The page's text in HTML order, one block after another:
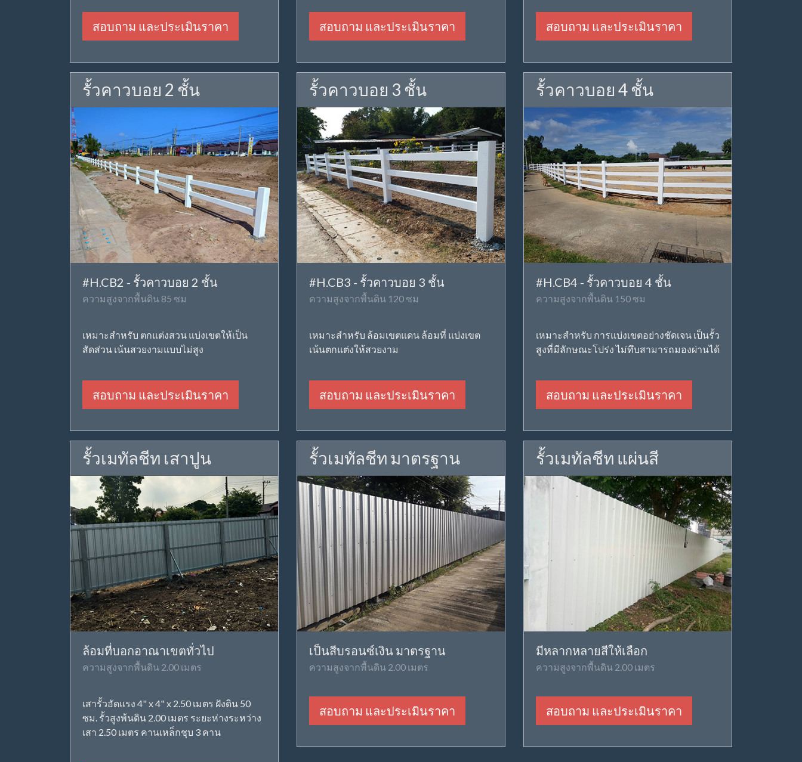
สอบถาม และประเมินราคา สอบถาม และประเมินราคา สอบถาม และประเมินราคา
รั้วคาวบอย 2 ชั้น
#H.CB2 - รั้วคาวบอย 2 ชั้น
ความสูงจากพื้นดิน 85 ซม
เหมาะสำหรับ ตกแต่งสวน แบ่งเขตให้เป็น
สัดส่วน เน้นสวยงามแบบไม่สูง
สอบถาม และประเมินราคา
รั้วคาวบอย 3 ชั้น
#H.CB3 - รั้วคาวบอย 3 ชั้น
ความสูงจากพื้นดิน 120 ซม
เหมาะสำหรับ ล้อมเขตแดน ล้อมที่ แบ่งเขต
เน้นตกแต่งให้สวยงาม
สอบถาม และประเมินราคา
รั้วคาวบอย 4 ชั้น
#H.CB4 - รั้วคาวบอย 4 ชั้น
ความสูงจากพื้นดิน 150 ซม
เหมาะสำหรับ การแบ่งเขตอย่างชัดเจน เป็นรั้ว
สูงที่มีลักษณะโปร่ง ไม่ทึบสามารถมองผ่านได้
สอบถาม และประเมินราคา
รั้วเมทัลชีท เสาปูน
ล้อมที่บอกอาณาเขตทั่วไป
ความสูงจากพื้นดิน 2.00 เมตร
เสารั้วอัดแรง 4" x 4" x 2.50 เมตร ฝังดิน 50
ซม. รั้วสูงพ้นดิน 2.00 เมตร ระยะห่างระหว่าง
เสา 2.50 เมตร คานเหล็กชุบ 3 คาน
รั้วเมทัลชีท มาตรฐาน
เป็นสีบรอนซ์เงิน มาตรฐาน
ความสูงจากพื้นดิน 2.00 เมตร
สอบถาม และประเมินราคา
รั้วเมทัลชีท แผ่นสี
มีหลากหลายสีให้เลือก
ความสูงจากพื้นดิน 2.00 เมตร
สอบถาม และประเมินราคา